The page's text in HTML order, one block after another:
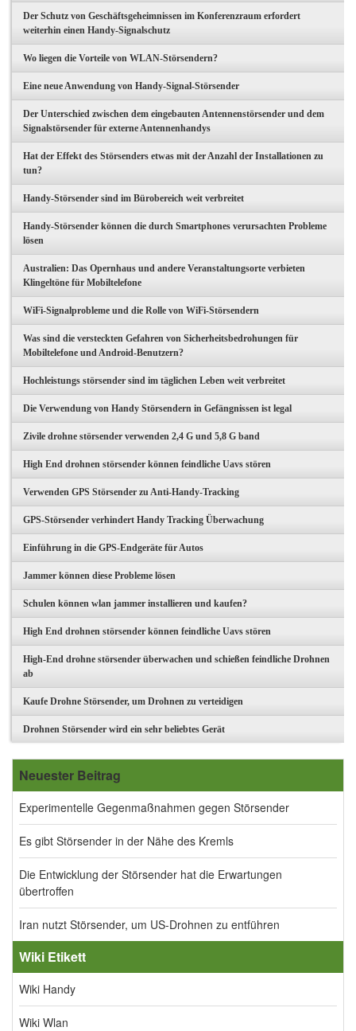
Der Schutz von Geschäftsgeheimnissen im Konferenzraum erfordert
weiterhin einen Handy-Signalschutz
Wo liegen die Vorteile von WLAN-Störsendern?
Eine neue Anwendung von Handy-Signal-Störsender
Der Unterschied zwischen dem eingebauten Antennenstörsender und dem
Signalstörsender für externe Antennenhandys
Hat der Effekt des Störsenders etwas mit der Anzahl der Installationen zu
tun?
Handy-Störsender sind im Bürobereich weit verbreitet
Handy-Störsender können die durch Smartphones verursachten Probleme
lösen
Australien: Das Opernhaus und andere Veranstaltungsorte verbieten
Klingeltöne für Mobiltelefone
WiFi-Signalprobleme und die Rolle von WiFi-Störsendern
Was sind die versteckten Gefahren von Sicherheitsbedrohungen für
Mobiltelefone und Android-Benutzern?
Hochleistungs störsender sind im täglichen Leben weit verbreitet
Die Verwendung von Handy Störsendern in Gefängnissen ist legal
Zivile drohne störsender verwenden 2,4 G und 5,8 G band
High End drohnen störsender können feindliche Uavs stören
Verwenden GPS Störsender zu Anti-Handy-Tracking
GPS-Störsender verhindert Handy Tracking Überwachung
Einführung in die GPS-Endgeräte für Autos
Jammer können diese Probleme lösen
Schulen können wlan jammer installieren und kaufen?
High End drohnen störsender können feindliche Uavs stören
High-End drohne störsender überwachen und schießen feindliche Drohnen
ab
Kaufe Drohne Störsender, um Drohnen zu verteidigen
Drohnen Störsender wird ein sehr beliebtes Gerät
Neuester Beitrag
Experimentelle Gegenmaßnahmen gegen Störsender
Es gibt Störsender in der Nähe des Kremls
Die Entwicklung der Störsender hat die Erwartungen
übertroffen
Iran nutzt Störsender, um US-Drohnen zu entführen
Wiki Etikett
Wiki Handy
Wiki Wlan